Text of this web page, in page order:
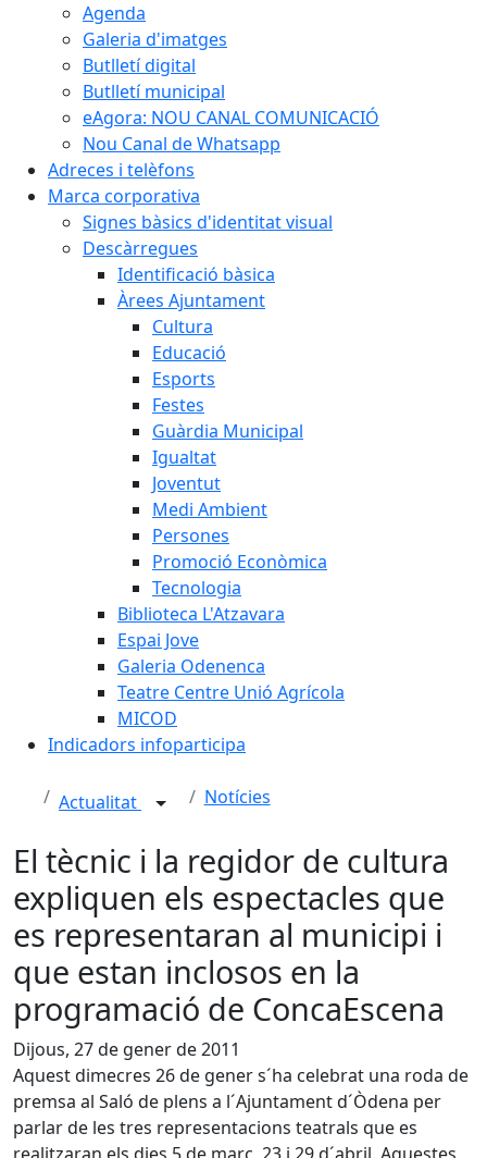
Agenda
Galeria d'imatges
Butlletí digital
Butlletí municipal
eAgora: NOU CANAL COMUNICACIÓ
Nou Canal de Whatsapp
Adreces i telèfons
Marca corporativa
Signes bàsics d'identitat visual
Descàrregues
Identificació bàsica
Àrees Ajuntament
Cultura
Educació
Esports
Festes
Guàrdia Municipal
Igualtat
Joventut
Medi Ambient
Persones
Promoció Econòmica
Tecnologia
Biblioteca L'Atzavara
Espai Jove
Galeria Odenenca
Teatre Centre Unió Agrícola
MICOD
Indicadors infoparticipa
Actualitat Notícies
El tècnic i la regidor de cultura
expliquen els espectacles que
es representaran al municipi i
que estan inclosos en la
programació de ConcaEscena
Dijous, 27 de gener de 2011
Aquest dimecres 26 de gener s´ha celebrat una roda de
premsa al Saló de plens a l´Ajuntament d´Òdena per
parlar de les tres representacions teatrals que es